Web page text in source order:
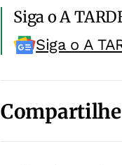
Siga o A
Siga o A